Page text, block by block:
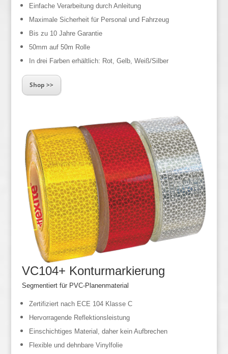
Einfache Verarbeitung durch Anleitung
Maximale Sicherheit für Personal und Fahrzeug
Bis zu 10 Jahre Garantie
50mm auf 50m Rolle
In drei Farben erhältlich: Rot, Gelb, Weiß/Silber
Shop >>
VC104+ Konturmarkierung
Segmentiert für PVC-Planenmaterial
Zertifiziert nach ECE 104 Klasse C
Hervorragende Reflektionsleistung
Einschichtiges Material, daher kein Aufbrechen
Flexible und dehnbare Vinylfolie